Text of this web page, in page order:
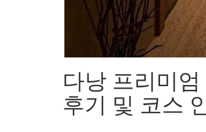
다낭 프리미
후기 및 코스